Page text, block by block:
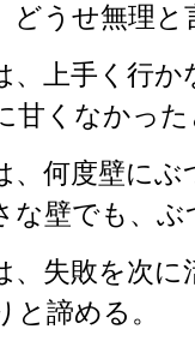
どうせ無理と
、上手く行
甘くなかっ
、何度壁に
な壁でも、
、失敗を次
と諦める。